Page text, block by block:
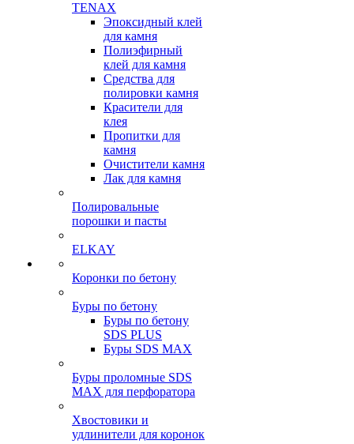
TENAX
Эпоксидный клей
для камня
Полиэфирный
клей для камня
Средства для
полировки камня
Красители для
клея
Пропитки для
камня
Очистители камня
Лак для камня
Полировальные
порошки и пасты
ELKAY
Коронки по бетону
Буры по бетону
Буры по бетону
SDS PLUS
Буры SDS MAX
Буры проломные SDS
MAX для перфоратора
Хвостовики и
удлинители для коронок